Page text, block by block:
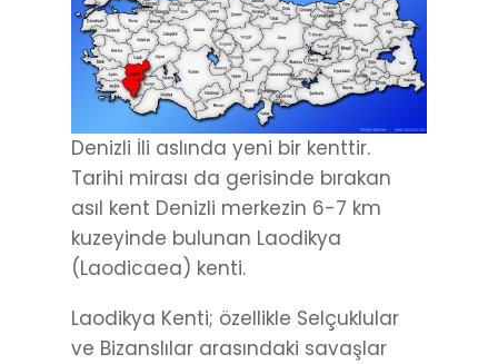
Denizli İli aslında yeni bir kenttir.
Tarihi mirası da gerisinde bırakan
asıl kent Denizli merkezin 6-7 km
kuzeyinde bulunan Laodikya
(Laodicaea) kenti.
Laodikya Kenti; özellikle Selçuklular
ve Bizanslılar arasındaki savaşlar